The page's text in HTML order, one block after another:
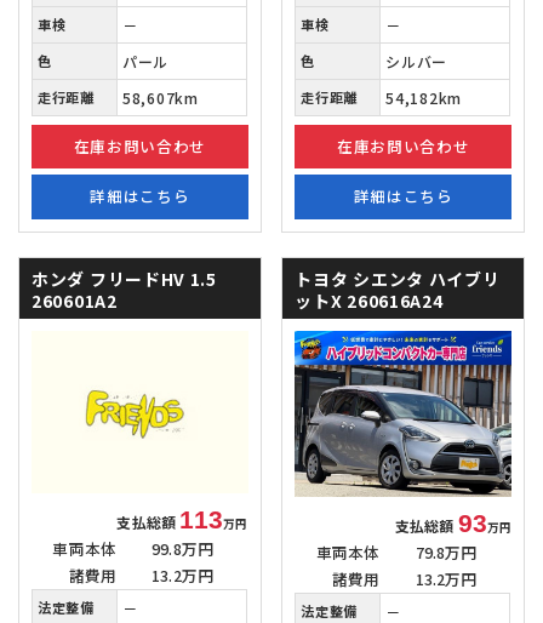
車検 －
色 パール
走行距離 58,607km
在庫お問い合わせ
詳細はこちら
車検 －
色 シルバー
走行距離 54,182km
在庫お問い合わせ
詳細はこちら
ホンダ フリードHV 1.5
260601A2
支払総額 113万円
車両本体
99.8万円
諸費用
13.2万円
法定整備 －
トヨタ シエンタ ハイブリ
ットX 260616A24
支払総額 93万円
車両本体
79.8万円
諸費用
13.2万円
法定整備 －